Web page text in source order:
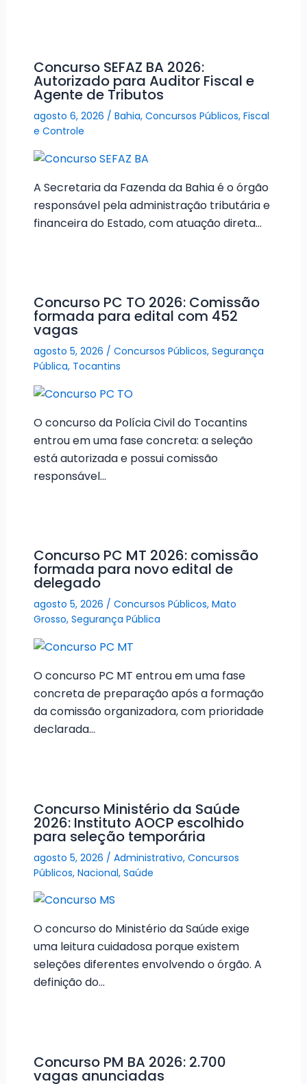
Concurso SEFAZ BA 2026:
Autorizado para Auditor Fiscal e
Agente de Tributos
agosto 6, 2026 / Bahia, Concursos Públicos, Fiscal
e Controle
A Secretaria da Fazenda da Bahia é o órgão
responsável pela administração tributária e
financeira do Estado, com atuação direta…
Concurso PC TO 2026: Comissão
formada para edital com 452
vagas
agosto 5, 2026 / Concursos Públicos, Segurança
Pública, Tocantins
O concurso da Polícia Civil do Tocantins
entrou em uma fase concreta: a seleção
está autorizada e possui comissão
responsável…
Concurso PC MT 2026: comissão
formada para novo edital de
delegado
agosto 5, 2026 / Concursos Públicos, Mato
Grosso, Segurança Pública
O concurso PC MT entrou em uma fase
concreta de preparação após a formação
da comissão organizadora, com prioridade
declarada…
Concurso Ministério da Saúde
2026: Instituto AOCP escolhido
para seleção temporária
agosto 5, 2026 / Administrativo, Concursos
Públicos, Nacional, Saúde
O concurso do Ministério da Saúde exige
uma leitura cuidadosa porque existem
seleções diferentes envolvendo o órgão. A
definição do…
Concurso PM BA 2026: 2.700
vagas anunciadas